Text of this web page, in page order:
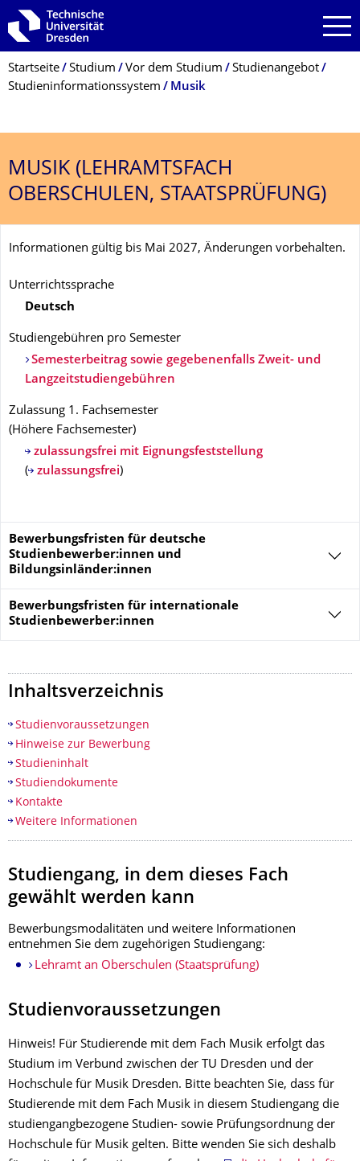
Zur Hauptnavigation springen
Zur Suche springen
Zum Inhalt springen
Breadcrumb-Menü
Startseite Studium Vor dem Studium
Studienangebot
Studieninformationssystem
Musik
MUSIK (LEHRAMTSFACH
OBERSCHULEN, STAATSPRÜFUNG)
Informationen gültig bis Mai 2027, Änderungen vorbehalten.
Unterrichtssprache
Deutsch
Studiengebühren pro Semester
Semesterbeitrag sowie gegebenenfalls Zweit- und
Langzeitstudiengebühren
Zulassung 1. Fachsemester
(Höhere Fachsemester)
zulassungsfrei mit Eignungsfeststellung
(
zulassungsfrei)
Bewerbungsfristen für deutsche
Studienbewerber:innen und
Bildungsinländer:innen
Bewerbungsfristen für internationale
Studienbewerber:innen
Inhaltsverzeichnis
Studienvoraussetzungen
Hinweise zur Bewerbung
Studieninhalt
Studiendokumente
Kontakte
Weitere Informationen
Studiengang, in dem dieses Fach
gewählt werden kann
Bewerbungsmodalitäten und weitere Informationen
entnehmen Sie dem zugehörigen Studiengang:
Lehramt an Oberschulen (Staatsprüfung)
Studienvoraussetzungen
Hinweis! Für Studierende mit dem Fach Musik erfolgt das
Studium im Verbund zwischen der TU Dresden und der
Hochschule für Musik Dresden. Bitte beachten Sie, dass für
Studierende mit dem Fach Musik in diesem Studiengang die
studiengangbezogene Studien- sowie Prüfungsordnung der
Hochschule für Musik gelten. Bitte wenden Sie sich deshalb